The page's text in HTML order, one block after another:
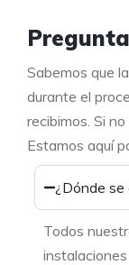
Sabemos que
durante el
recibimos. Si
Estamos aquí
¿Dónde se
Todos